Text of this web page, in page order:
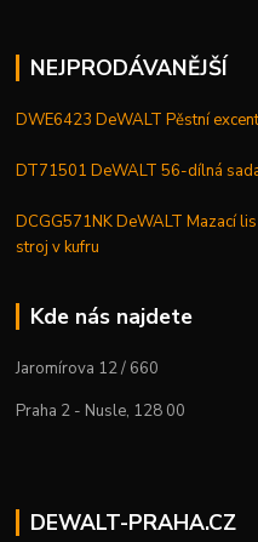
NEJPRODÁVANĚJŠÍ
DWE6423 DeWALT Pěstní
DT71501 DeWALT 56-dílná
DCGG571NK DeWALT Mazací
stroj v kufru
Kde nás najdete
Jaromírova 12 / 660
Praha 2 - Nusle, 128 00
DEWALT-PRAHA.CZ